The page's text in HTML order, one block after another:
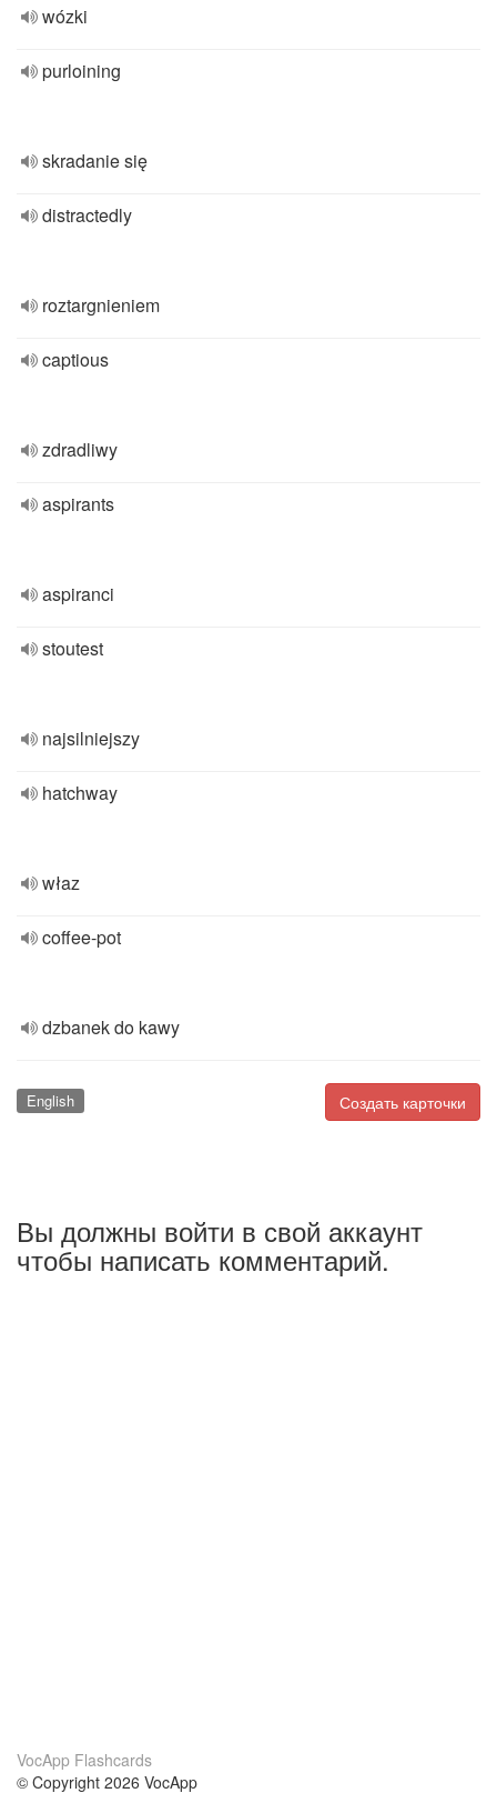
wózki
purloining
skradanie się
distractedly
roztargnieniem
captious
zdradliwy
aspirants
aspiranci
stoutest
najsilniejszy
hatchway
właz
coffee-pot
dzbanek do kawy
Создать карточки
English
Вы должны войти в свой аккаунт
чтобы написать комментарий.
VocApp Flashcards
© Copyright 2026 VocApp